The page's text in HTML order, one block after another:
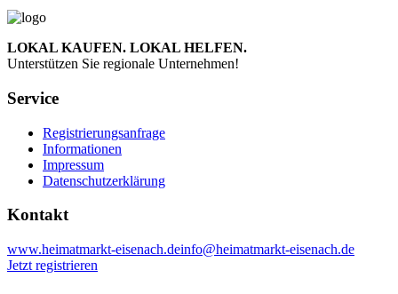
LOKAL KAUFEN. LOKAL HELFEN.
Unterstützen Sie regionale Unternehmen!
Service
Registrierungsanfrage
Informationen
Impressum
Datenschutzerklärung
Kontakt
www.heimatmarkt-eisenach.deinfo@heimatmarkt-eisenach.de
Jetzt registrieren